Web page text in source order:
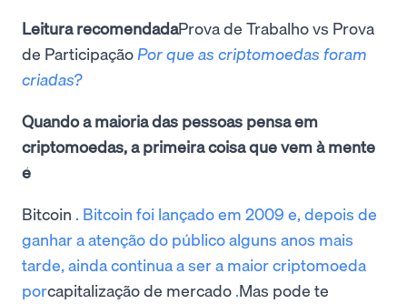
Leitura recomendadaProva de Trabalho vs Prova
de Participação Por que as criptomoedas foram
criadas?
Quando a maioria das pessoas pensa em
criptomoedas, a primeira coisa que vem à mente
é
Bitcoin . Bitcoin foi lançado em 2009 e, depois de
ganhar a atenção do público alguns anos mais
tarde, ainda continua a ser a maior criptomoeda
porcapitalização de mercado .Mas pode te